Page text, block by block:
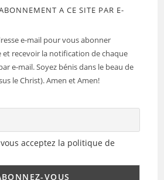
A CE SITE PAR E-
e-mail pour vous abonner
et recevoir la notification de chaque
e-mail. Soyez bénis dans le beau de
le Christ). Amen et Amen!
acceptez la politique de